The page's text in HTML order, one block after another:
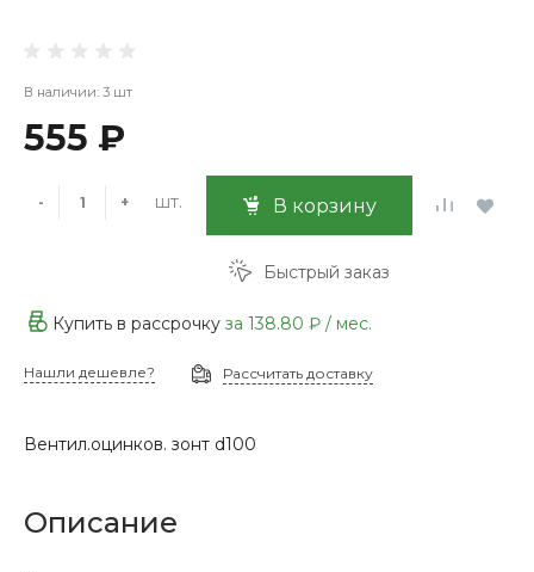
В наличии: 3 шт
555 ₽
- + шт. В корзину
Быстрый заказ
Купить в рассрочку за 138.80 ₽ / мес.
Нашли дешевле? Рассчитать доставку
Вентил.оцинков. зонт d100
Описание